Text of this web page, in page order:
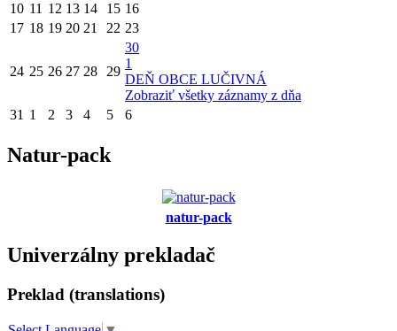
10 11 12 13 14 15 16
17 18 19 20 21 22 23
24 25 26 27 28 29
30
1
DEŇ OBCE LUČIVNÁ
Zobraziť všetky záznamy z dňa
31 1 2 3 4 5 6
Natur-pack
natur-pack
Univerzálny prekladač
Preklad (translations)